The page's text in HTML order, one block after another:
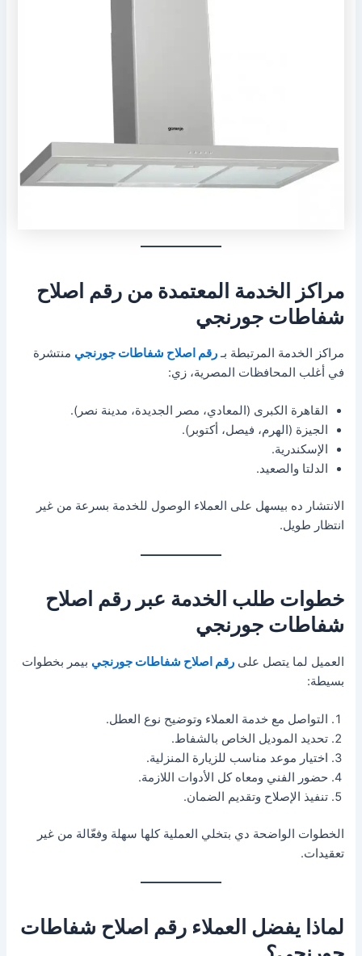
مراكز الخدمة المعتمدة من رقم اصلاح
شفاطات جورنجي
مراكز الخدمة المرتبطة بـرقم اصلاح شفاطات جورنجي منتشرة
في أغلب المحافظات المصرية، زي:
القاهرة الكبرى (المعادي، مصر الجديدة، مدينة نصر).
الجيزة (الهرم، فيصل، أكتوبر).
الإسكندرية.
الدلتا والصعيد.
الانتشار ده بيسهل على العملاء الوصول للخدمة بسرعة من غير
انتظار طويل.
خطوات طلب الخدمة عبر رقم اصلاح
شفاطات جورنجي
العميل لما يتصل علىرقم اصلاح شفاطات جورنجي بيمر بخطوات
بسيطة:
التواصل مع خدمة العملاء وتوضيح نوع العطل.
تحديد الموديل الخاص بالشفاط.
اختيار موعد مناسب للزيارة المنزلية.
حضور الفني ومعاه كل الأدوات اللازمة.
تنفيذ الإصلاح وتقديم الضمان.
الخطوات الواضحة دي بتخلي العملية كلها سهلة وفعّالة من غير
تعقيدات.
لماذا يفضل العملاء رقم اصلاح شفاطات